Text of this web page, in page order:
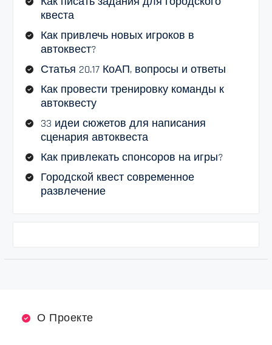
квеста
Как привлечь новых игроков в
автоквест?
Статья 20.17 КоАП, вопросы и ответы
Как провести тренировку команды к
автоквесту
33 идеи сюжетов для написания
сценария автоквеста
Как привлекать спонсоров на игры?
Городской квест современное
развлечение
О Проекте